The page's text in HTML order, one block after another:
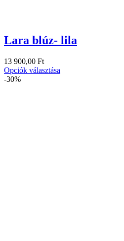
Lara blúz- lila
13 900,00 Ft
Opciók választása
-30%